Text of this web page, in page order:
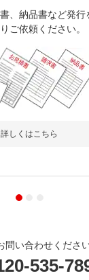
、納品書など発行
ご依頼ください。
詳しくはこちら
問い合わせください
535-